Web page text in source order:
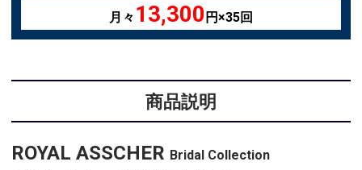
月々 13,300 円×35回
商品説明
ROYAL ASSCHER Bridal Collection